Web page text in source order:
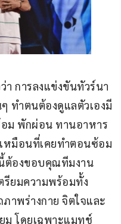
การลงแข่งขันทัวร์นา
ทำตนต้องดูแลตัวเองมี
ม พักผ่อน ทานอาหาร
หมือนที่เคยทำตอนซ้อม
ต้องขอบคุณทีมงาน
รียมความพร้อมทั้ง
าพร่างกาย จิตใจและ
ม โดยเฉพาะแมทช์